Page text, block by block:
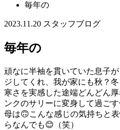
毎年の
2023.11.20 スタッフブログ
毎年の
頑なに半袖を貫いていた息子
ジしてくれ、我が家にも秋？
寒さを実感した途端どんどん
ンクのサリーに変身して過ご
母は🙃こんな感じの気持ちと
らなんでも😊（笑）